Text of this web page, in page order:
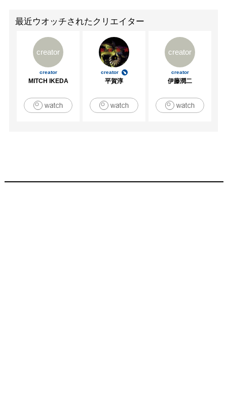
最近ウオッチされたクリエイター
creator
creator
MITCH IKEDA
creator
平賀淳
creator
creator
伊藤潤二